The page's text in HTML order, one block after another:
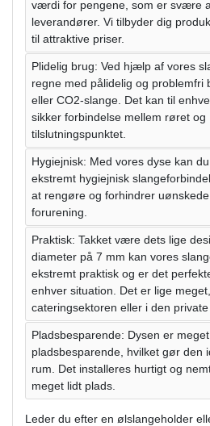
værdi for pengene, som er svære
leverandører. Vi tilbyder dig
til attraktive priser.
Plidelig brug: Ved hjælp af vores
regne med pålidelig og problemfri
eller CO2-slange. Det kan til
sikker forbindelse mellem røret og
tilslutningspunktet.
Hygiejnisk: Med vores dyse kan
ekstremt hygiejnisk
at rengøre og forhindrer
forurening.
Praktisk: Takket være dets lige
diameter på 7 mm kan vores
ekstremt praktisk og er det
enhver situation. Det er lige
cateringsektoren eller i den private
Pladsbesparende: Dysen er
pladsbesparende, hvilket gør den
rum. Det installeres hurtigt og
meget lidt plads.
Leder du efter en ølslangeholder